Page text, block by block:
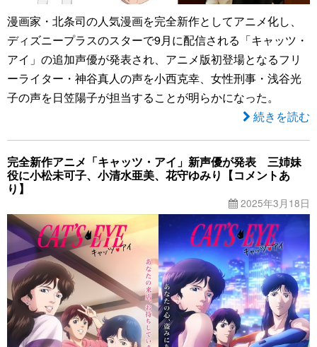
漫画家・北条司の人気漫画を完全新作としてアニメ化し、
ディズニープラスのスターで9月に配信される「キャッツ・
アイ」の追加声優が発表され、アニメ版初登場となるフリ
ーライター・神谷真人の声を小西克幸、女性刑事・浅谷光
子の声を日笠陽子が担当することが明らかになった。
続きを読む
完全新作アニメ「キャッツ・アイ」新声優が発表 三姉妹
役に小松未可子、小清水亜美、花守ゆみり【コメントあ
り】
2025年3月18日